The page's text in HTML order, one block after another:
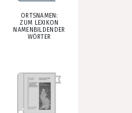
ORTSNAMEN:
ZUM LEXIKON
NAMENBILDENDER
WÖRTER